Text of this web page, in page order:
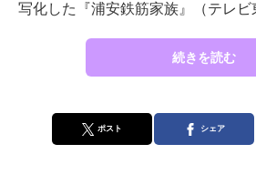
写化した『浦安鉄筋家族』（テレ
続きを読む
ポスト シェア